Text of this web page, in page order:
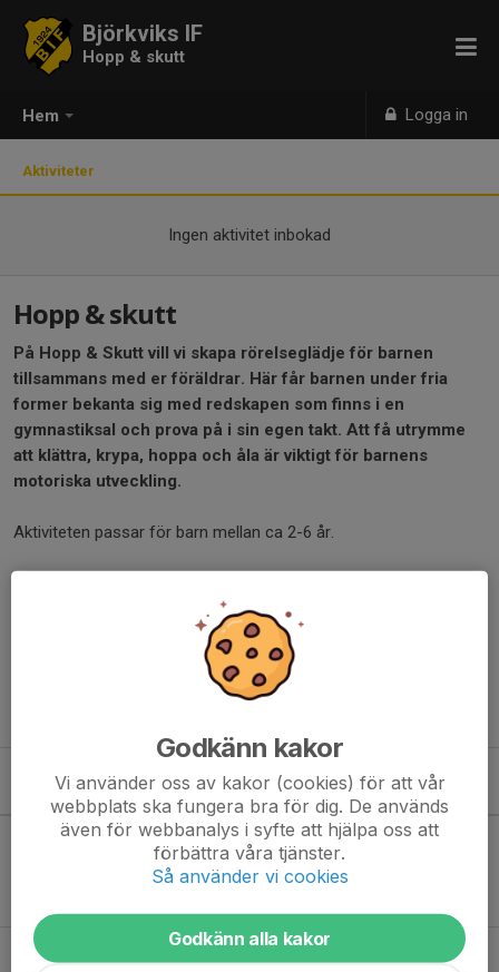
Hem Logga in
Björkviks IF
Hopp & skutt
Aktiviteter
Ingen aktivitet inbokad
Hopp & skutt
På Hopp & Skutt vill vi skapa rörelseglädje för barnen
tillsammans med er föräldrar. Här får barnen under fria
former bekanta sig med redskapen som finns i en
gymnastiksal och prova på i sin egen takt. Att få utrymme
att klättra, krypa, hoppa och åla är viktigt för barnens
motoriska utveckling.
Aktiviteten passar för barn mellan ca 2-6 år.
Medlemskap i BIF eller engångskostnad 20 kr/gång/barn
(betalas med Swish på plats).
Kommande aktiviteter
Inga aktiviteter inbokade
Hela kalendern
Godkänn kakor
Vi använder oss av kakor (cookies) för att vår
webbplats ska fungera bra för dig. De används
även för webbanalys i syfte att hjälpa oss att
förbättra våra tjänster.
Så använder vi cookies
Godkänn alla kakor